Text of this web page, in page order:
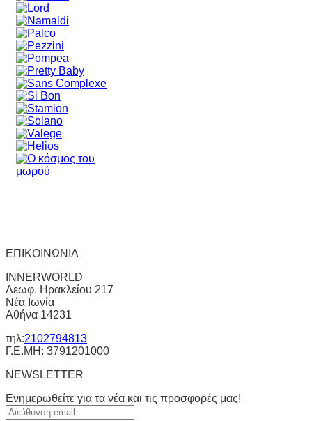
ΕΠΙΚΟΙΝΩΝΙΑ
INNERWORLD
Λεωφ. Ηρακλείου 217
Νέα Ιωνία
Αθήνα 14231
τηλ:2102794813
Γ.Ε.ΜΗ: 3791201000
NEWSLETTER
Ενημερωθείτε για τα νέα και τις προσφορές μας!